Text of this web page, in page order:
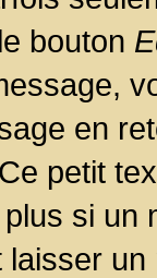
bouton
en
petit
si un